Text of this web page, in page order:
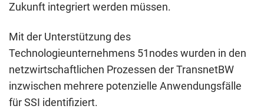
Zukunft integriert werden müssen.
Mit der Unterstützung des
Technologieunternehmens 51nodes wurden in den
netzwirtschaftlichen Prozessen der TransnetBW
inzwischen mehrere potenzielle Anwendungsfälle
für SSI identifiziert.